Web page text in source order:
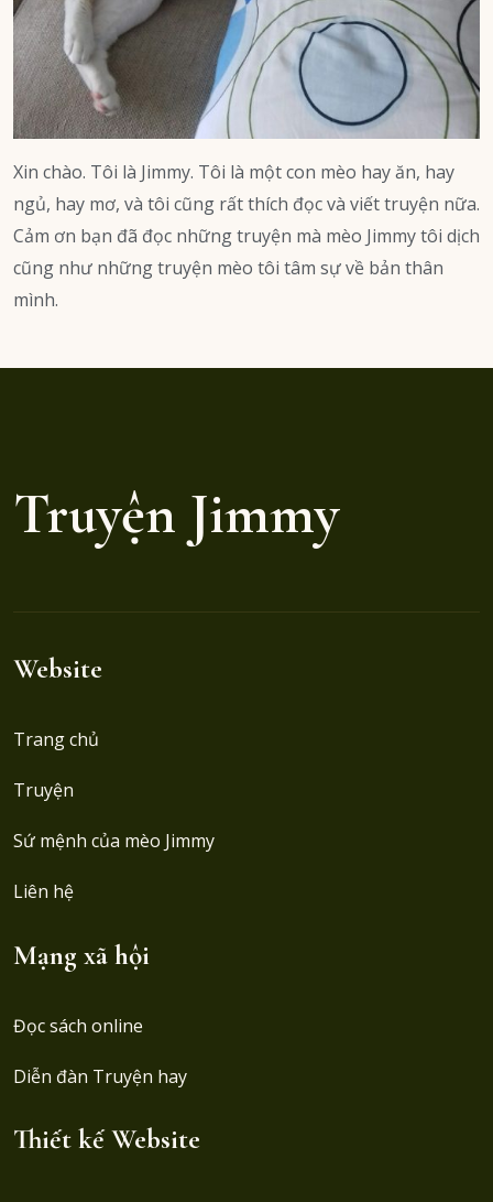
Xin chào. Tôi là Jimmy. Tôi là một con mèo hay ăn, hay
ngủ, hay mơ, và tôi cũng rất thích đọc và viết truyện nữa.
Cảm ơn bạn đã đọc những truyện mà mèo Jimmy tôi dịch
cũng như những truyện mèo tôi tâm sự về bản thân
mình.
Truyện Jimmy
Website
Trang chủ
Truyện
Sứ mệnh của mèo Jimmy
Liên hệ
Mạng xã hội
Đọc sách online
Diễn đàn Truyện hay
Thiết kế Website